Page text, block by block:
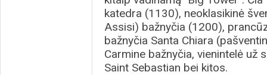
katedra (1130), neoklasikinė
Assisi) bažnyčia (1200),
bažnyčia Santa Chiara
Carmine bažnyčia, vienintelė už
Saint Sebastian bei kitos.